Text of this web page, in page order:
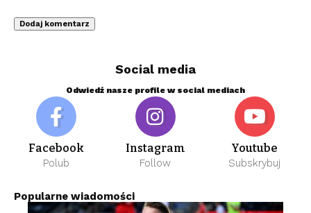
Social media
Odwiedź nasze profile w social mediach
Facebook
Polub
Instagram
Follow
Youtube
Subskrybuj
Popularne wiadomości